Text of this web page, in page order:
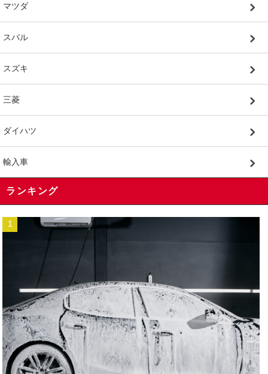
マツダ
スバル
スズキ
三菱
ダイハツ
輸入車
ランキング
1